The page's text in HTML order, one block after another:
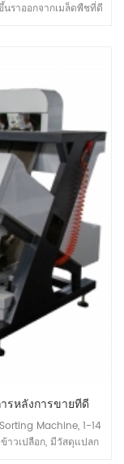
ราออกจากเมล็ดพืชที่ดี
รหลังการขายที่ดี
Sorting Machine, 1-14
าวเปลือก, มีวัสดุแปลก